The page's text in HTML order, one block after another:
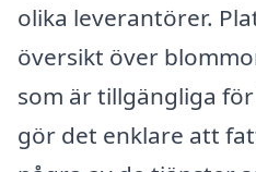
olika leverantörer.
översikt över
som är tillgängliga
gör det enklare att